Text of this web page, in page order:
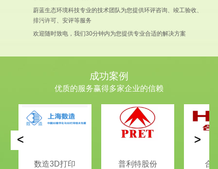
蔚蓝生态环境科技专业的技术团队为您提供环评咨询、竣工验收、
排污许可、安评等服务
欢迎随时致电，我们30分钟内为您提供专业合适的解决方案
成功案例
优质的服务赢得多家企业的信赖
数造3D打印 普利特股份 合
< >